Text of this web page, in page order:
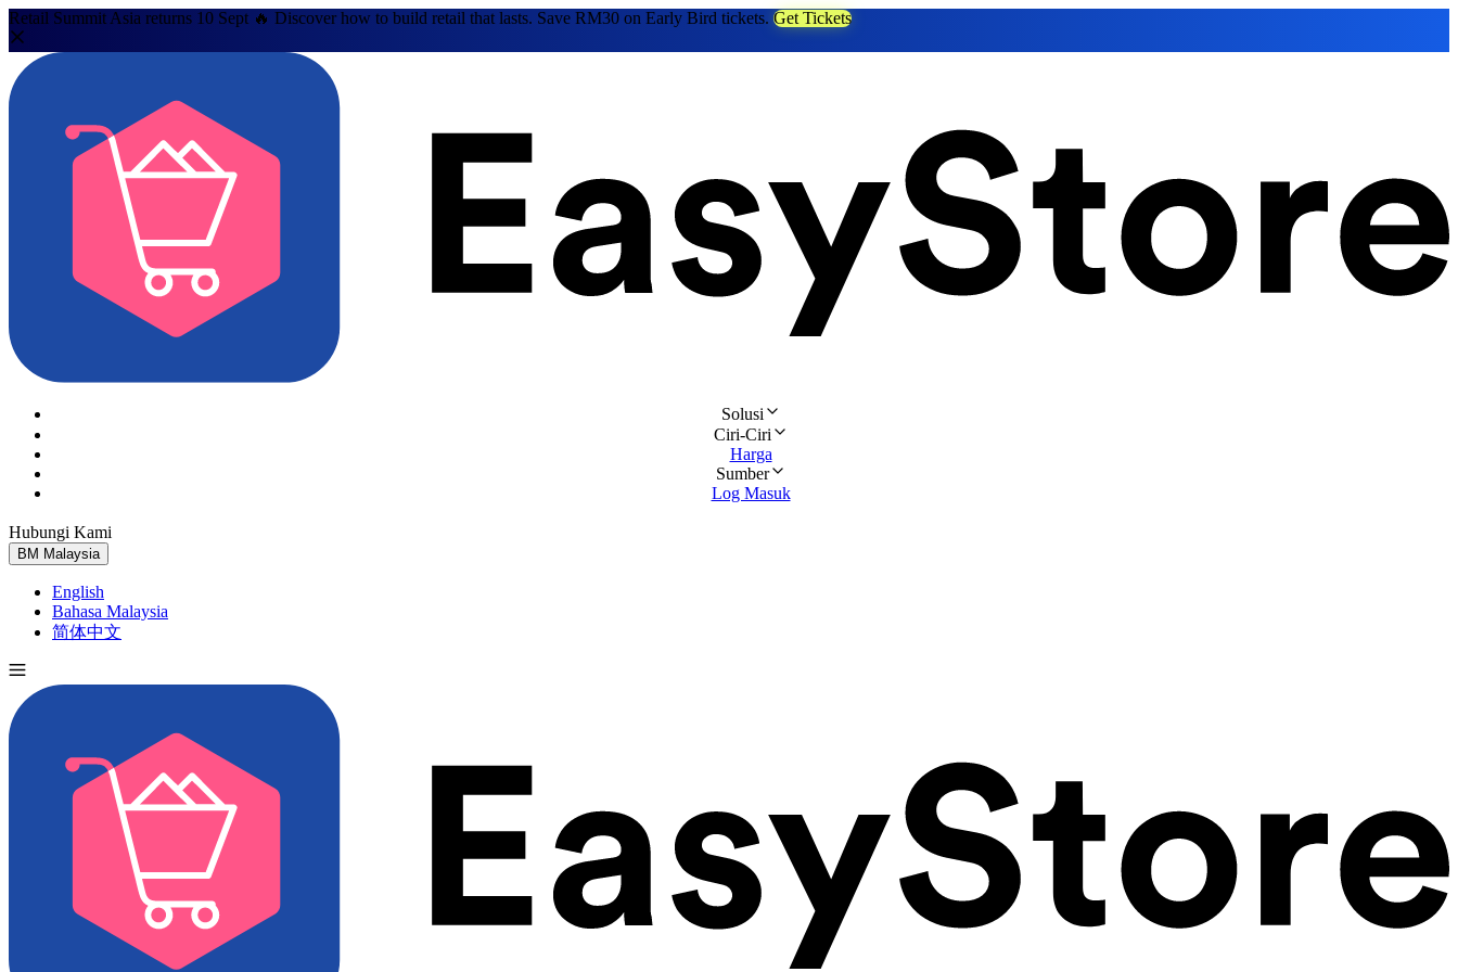
Retail Summit Asia returns 10 Sept 🔥 Discover how to build retail that lasts. Save RM30 on Early Bird tickets. Get Tickets
Solusi
Ciri-Ciri
Harga
Sumber
Log Masuk
Hubungi Kami
BM Malaysia
English
Bahasa Malaysia
简体中文